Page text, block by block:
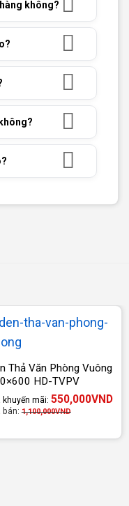
không?
Thả Văn Phòng Vuông
HD-TVPV
khuyến mãi: 550,000VND
bán:1,100,000VND